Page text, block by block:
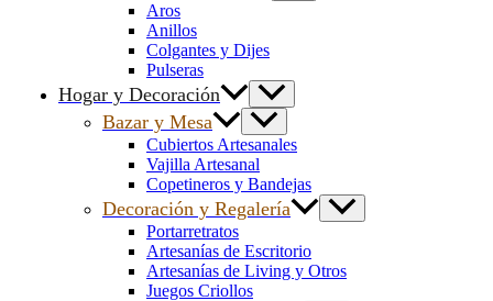
Aros
Anillos
Colgantes y Dijes
Pulseras
Hogar y Decoración
Bazar y Mesa
Cubiertos Artesanales
Vajilla Artesanal
Copetineros y Bandejas
Decoración y Regalería
Portarretratos
Artesanías de Escritorio
Artesanías de Living y Otros
Juegos Criollos